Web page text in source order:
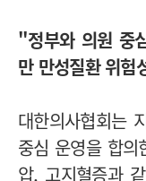
"정부와 의원 중
만 만성질환 위험
대한의사협회는
중심 운영을 합의
압, 고지혈증과